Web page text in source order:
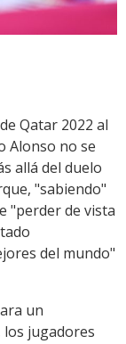
Qatar 2022 al
Alonso no se
allá del duelo
"sabiendo"
"perder de vista
del mundo"
un
jugadores